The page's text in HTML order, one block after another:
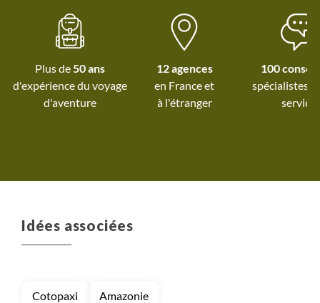
Plus de 50 ans
d'expérience du voyage
d'aventure
12 agences
à l'étranger
100
spécialistes
service
Idées associées
Cotopaxi Amazonie